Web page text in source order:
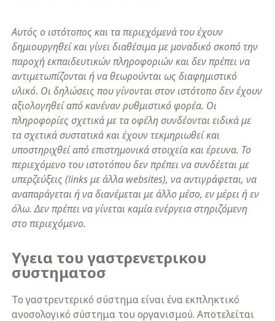
Αυτός ο ιστότοπος και τα περιεχόμενά του έχουν
δημιουργηθεί και γίνει διαθέσιμα με μοναδικό σκοπό την
παροχή εκπαιδευτικών πληροφοριών και δεν πρέπει να
αντιμετωπίζονται ή να θεωρούνται ως διαφημιστικό
υλικό. Οι δηλώσεις που γίνονται στον ιστότοπο δεν έχουν
αξιολογηθεί από κανέναν ρυθμιστικό φορέα. Οι
πληροφορίες σχετικά με τα οφέλη συνδέονται ειδικά με
τα σχετικά συστατικά και έχουν τεκμηριωθεί και
υποστηριχθεί από επιστημονικά στοιχεία και έρευνα. Το
περιεχόμενο του ιστοτόπου δεν πρέπει να συνδέεται με
υπερζεύξεις (links με άλλα websites), να αντιγράφεται, να
αναπαράγεται ή να διανέμεται με άλλο μέσο, εν μέρει ή εν
όλω. Δεν πρέπει να γίνεται καμία ενέργεια στηριζόμενη
στο περιεχόμενο.
Υγεια του γαστρενετρικου
συστηματοσ
Το γαστρεντερικό σύστημα είναι ένα εκπληκτικό
ανοσολογικό σύστημα του οργανισμού. Αποτελείται